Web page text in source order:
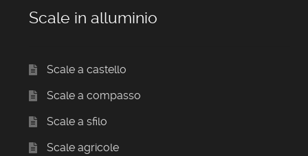
Scale in alluminio
Scale a castello
Scale a compasso
Scale a sfilo
Scale agricole